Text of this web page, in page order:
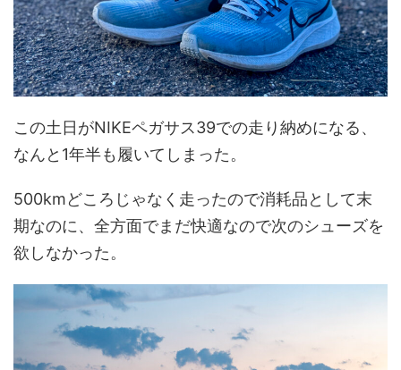
この土日がNIKEペガサス39での走り納めになる、
なんと1年半も履いてしまった。
500kmどころじゃなく走ったので消耗品として末
期なのに、全方面でまだ快適なので次のシューズを
欲しなかった。